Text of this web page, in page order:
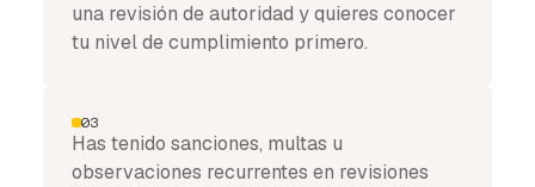
una revisión de autoridad y quieres conocer
tu nivel de cumplimiento primero.
03
Has tenido sanciones, multas u
observaciones recurrentes en revisiones